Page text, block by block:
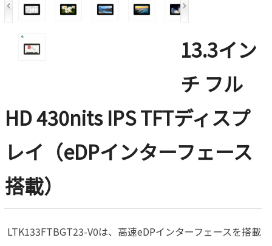
13.3イン
チ フル
HD 430nits IPS TFTディスプ
レイ（eDPインターフェース
搭載）
LTK133FTBGT23-V0は、高速eDPインターフェースを搭載